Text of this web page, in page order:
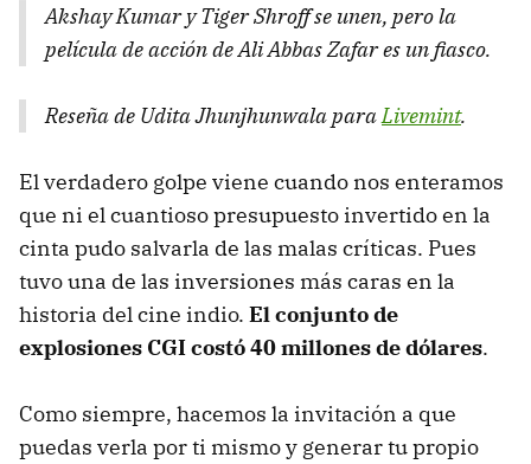
Akshay Kumar y Tiger Shroff se unen, pero la
película de acción de Ali Abbas Zafar es un fiasco.
Reseña de Udita Jhunjhunwala paraLivemint.
El verdadero golpe viene cuando nos enteramos
que ni el cuantioso presupuesto invertido en la
cinta pudo salvarla de las malas críticas. Pues
tuvo una de las inversiones más caras en la
historia del cine indio. El conjunto de
explosiones CGI costó 40 millones de dólares.
Como siempre, hacemos la invitación a que
puedas verla por ti mismo y generar tu propio